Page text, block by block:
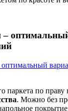
–
паркета по праву
. Можно без